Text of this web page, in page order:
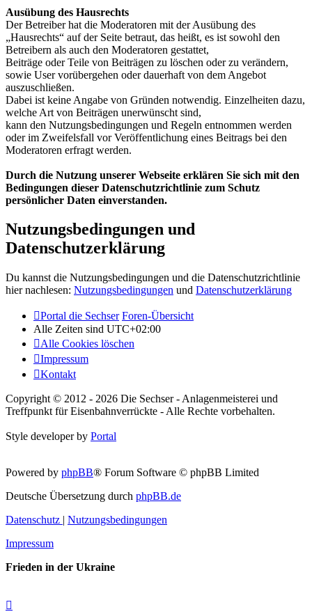
Ausübung des Hausrechts
Der Betreiber hat die Moderatoren mit der Ausübung des
„Hausrechts“ auf der Seite betraut, das heißt, es ist sowohl den
Betreibern als auch den Moderatoren gestattet,
Beiträge oder Teile von Beiträgen zu löschen oder zu verändern,
sowie User vorübergehen oder dauerhaft von dem Angebot
auszuschließen.
Dabei ist keine Angabe von Gründen notwendig. Einzelheiten dazu,
welche Art von Beiträgen unerwünscht sind,
kann den Nutzungsbedingungen und Regeln entnommen werden
oder im Zweifelsfall vor Veröffentlichung eines Beitrags bei den
Moderatoren erfragt werden.
Durch die Nutzung unserer Webseite erklären Sie sich mit den
Bedingungen dieser Datenschutzrichtlinie zum Schutz
persönlicher Daten einverstanden.
Nutzungsbedingungen und
Datenschutzerklärung
Du kannst die Nutzungsbedingungen und die Datenschutzrichtlinie
hier nachlesen: Nutzungsbedingungen und Datenschutzerklärung
Portal die Sechser Foren-Übersicht
Alle Zeiten sind UTC+02:00
Alle Cookies löschen
Impressum
Kontakt
Copyright © 2012 - 2026 Die Sechser - Anlagenmeisterei und
Treffpunkt für Eisenbahnverrückte - Alle Rechte vorbehalten.
Style developer by Portal
Powered by phpBB® Forum Software © phpBB Limited
Deutsche Übersetzung durch phpBB.de
Datenschutz | Nutzungsbedingungen
Impressum
Frieden in der Ukraine